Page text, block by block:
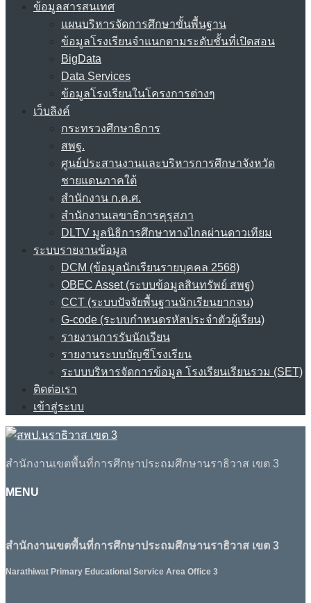
ข้อมูลสารสนเทศ
แผนบริหารจัดการศึกษาขั้นพื้นฐาน
ข้อมูลโรงเรียนจำแนกตามระดับชั้นที่เปิดสอน
BigData
Data Services
ข้อมูลโรงเรียนในโครงการต่างๆ
เว็บลิงค์
กระทรวงศึกษาธิการ
สพฐ.
ศูนย์ประสานงานและบริหารการศึกษาจังหวัด
ชายแดนภาคใต้
สำนักงาน ก.ค.ศ.
สำนักงานเลขาธิการคุรุสภา
DLTV มูลนิธิการศึกษาทางไกลผ่านดาวเทียม
ระบบรายงานข้อมูล
DCM (ข้อมูลนักเรียนรายบุคคล 2568)
OBEC Asset (ระบบข้อมูลสินทรัพย์ สพฐ)
CCT (ระบบปัจจัยพื้นฐานนักเรียนยากจน)
G-code (ระบบกำหนดรหัสประจำตัวผู้เรียน)
รายงานการรับนักเรียน
รายงานระบบบัญชีโรงเรียน
ระบบบริหารจัดการข้อมูล โรงเรียนเรียนรวม (SET)
ติดต่อเรา
เข้าสู่ระบบ
สำนักงานเขตพื้นที่การศึกษาประถมศึกษานราธิวาส เขต 3
MENU
สำนักงานเขตพื้นที่การศึกษาประถมศึกษานราธิวาส เขต 3
Narathiwat Primary Educational Service Area Office 3